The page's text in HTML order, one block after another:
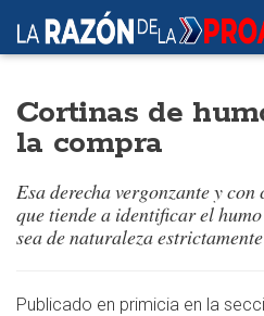
Cortinas de
la compra
Esa derecha vergonzante y
que tiende a identificar el
sea de naturaleza
​​Publicado en primicia en la